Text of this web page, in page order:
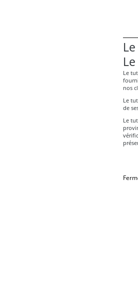
Le
nos
Le
de
Le